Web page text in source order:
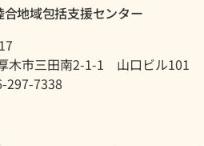
合地域包括支援センター
木市三田南2-1-1 山口ビル101
297-7338